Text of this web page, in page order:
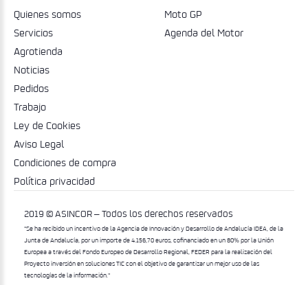
Quienes somos
Servicios
Agrotienda
Noticias
Pedidos
Trabajo
Ley de Cookies
Aviso Legal
Condiciones de compra
Política privacidad
Moto GP
Agenda del Motor
2019 © ASINCOR – Todos los derechos reservados
"Se ha recibido un incentivo de la Agencia de Innovación y Desarrollo de Andalucía IDEA, de la
Junta de Andalucía, por un importe de 4.156,70 euros, cofinanciado en un 80% por la Unión
Europea a través del Fondo Europeo de Desarrollo Regional, FEDER para la realización del
Proyecto inversión en soluciones TIC con el objetivo de garantizar un mejor uso de las
tecnologías de la información."